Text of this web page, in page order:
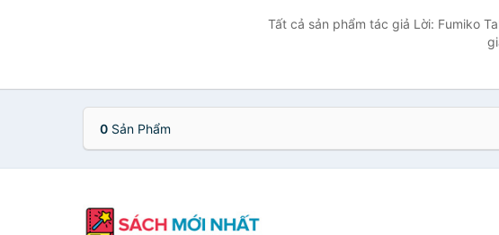
Tất cả sản phẩm tác giả Lời: Fumiko
0 Sản Phẩm